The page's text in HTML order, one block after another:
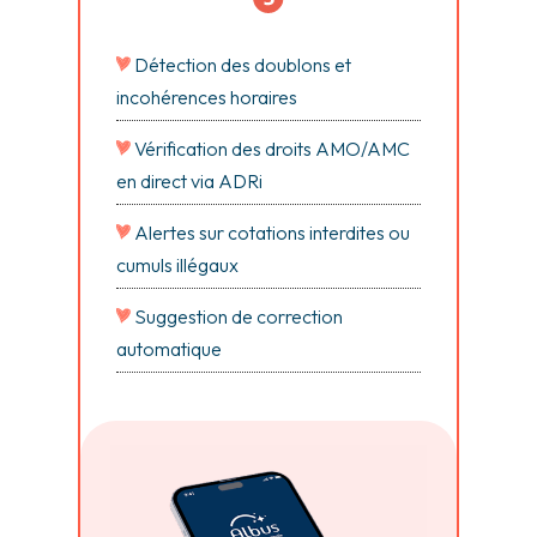
Détection des doublons et
incohérences horaires
Vérification des droits AMO/AMC
en direct via ADRi
Alertes sur cotations interdites ou
cumuls illégaux
Suggestion de correction
automatique